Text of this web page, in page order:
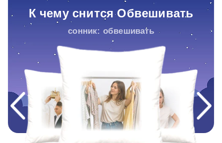
К чему снится Обвешивать
сонник: обвешивать